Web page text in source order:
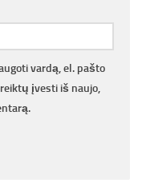
vardą, el. pašto
įvesti iš naujo,